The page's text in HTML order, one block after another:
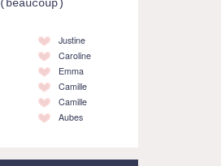
(beaucoup)
Justine
Caroline
Emma
Camille
Camille
Aubes